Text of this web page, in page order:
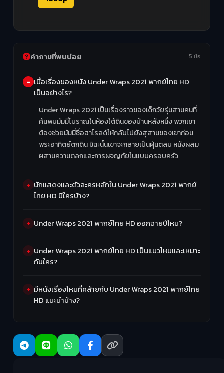
คำถามที่พบบ่อย 5 ข้อ
เนื้อเรื่องของหนัง Under Wraps 2021 พากย์ไทย HD
เป็นอย่างไร?
Under Wraps 2021 เป็นเรื่องราวของเด็กวัยรุ่นสามคนที่
ค้นพบมัมมี่โบราณในห้องใต้ดินของบ้านหลังหนึ่ง พวกเขา
ต้องช่วยมัมมี่ชื่อฮาโรลด์ให้กลับไปยังสุสานของเขาก่อน
พระอาทิตย์ตกดิน มิฉะนั้นเขาจะกลายเป็นฝุ่นตลบ หนังผสม
ผสานความตลกและการผจญภัยในแบบครอบครัว
นักแสดงและตัวละครหลักใน Under Wraps 2021 พากย์
ไทย HD มีใครบ้าง?
Under Wraps 2021 พากย์ไทย HD ออกฉายปีไหน?
Under Wraps 2021 พากย์ไทย HD เป็นแนวไหนและเหมาะ
กับใคร?
มีหนังเรื่องไหนที่คล้ายกับ Under Wraps 2021 พากย์ไทย
HD แนะนำบ้าง?